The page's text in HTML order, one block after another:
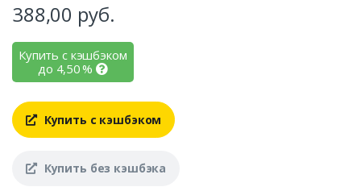
388,00 руб.
Купить с кэшбэком
до 4,50%
Купить с кэшбэком
Купить без кэшбэка